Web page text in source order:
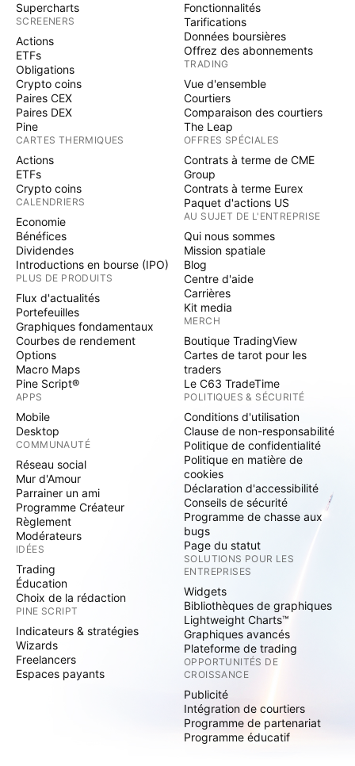
Supercharts
SCREENERS
Actions
ETFs
Obligations
Crypto coins
Paires CEX
Paires DEX
Pine
CARTES THERMIQUES
Actions
ETFs
Crypto coins
CALENDRIERS
Economie
Bénéfices
Dividendes
Introductions en bourse (IPO)
PLUS DE PRODUITS
Flux d'actualités
Portefeuilles
Graphiques fondamentaux
Courbes de rendement
Options
Macro Maps
Pine Script®
APPS
Mobile
Desktop
COMMUNAUTÉ
Réseau social
Mur d'Amour
Parrainer un ami
Programme Créateur
Règlement
Modérateurs
IDÉES
Trading
Éducation
Choix de la rédaction
PINE SCRIPT
Indicateurs & stratégies
Wizards
Freelancers
Espaces payants
Fonctionnalités
Tarifications
Données boursières
Offrez des abonnements
TRADING
Vue d'ensemble
Courtiers
Comparaison des courtiers
The Leap
OFFRES SPÉCIALES
Contrats à terme de CME
Group
Contrats à terme Eurex
Paquet d'actions US
AU SUJET DE L'ENTREPRISE
Qui nous sommes
Mission spatiale
Blog
Centre d'aide
Carrières
Kit media
MERCH
Boutique TradingView
Cartes de tarot pour les
traders
Le C63 TradeTime
POLITIQUES & SÉCURITÉ
Conditions d'utilisation
Clause de non-responsabilité
Politique de confidentialité
Politique en matière de
cookies
Déclaration d'accessibilité
Conseils de sécurité
Programme de chasse aux
bugs
Page du statut
SOLUTIONS POUR LES
ENTREPRISES
Widgets
Bibliothèques de graphiques
Lightweight Charts™
Graphiques avancés
Plateforme de trading
OPPORTUNITÉS DE
CROISSANCE
Publicité
Intégration de courtiers
Programme de partenariat
Programme éducatif